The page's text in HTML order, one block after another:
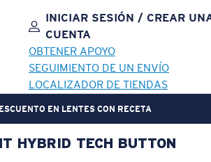
INICIAR SESIÓN / CREAR
CUENTA
OBTENER APOYO
SEGUIMIENTO DE UN ENVÍO
LOCALIZADOR DE TIENDAS
EN LENTES CON RECETA
¡AGREGADO AL CARRITO!
HYBRID TECH BUTTON